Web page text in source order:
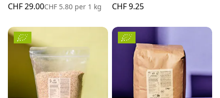
CHF 29.00CHF 5.80 per 1 kg
CHF 9.25